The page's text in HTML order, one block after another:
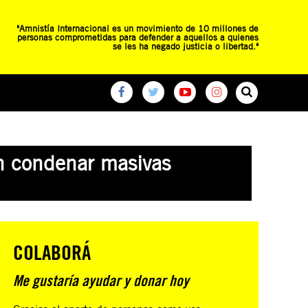
"Amnistía Internacional es un movimiento de 10 millones de
personas comprometidas para defender a aquellos a quienes
se les ha negado justicia o libertad."
masivas
COLABORÁ
Me gustaría ayudar y donar hoy